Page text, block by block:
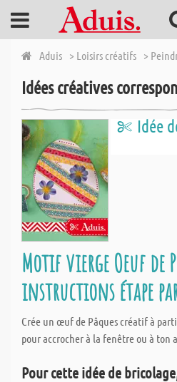
Aduis > Loisirs créatifs >
Idées créatives
Idée
Motif vierge Oeuf de
instructions étape
Crée un œuf de Pâques créatif à
pour accrocher à la fenêtre ou à ton
Pour cette idée de